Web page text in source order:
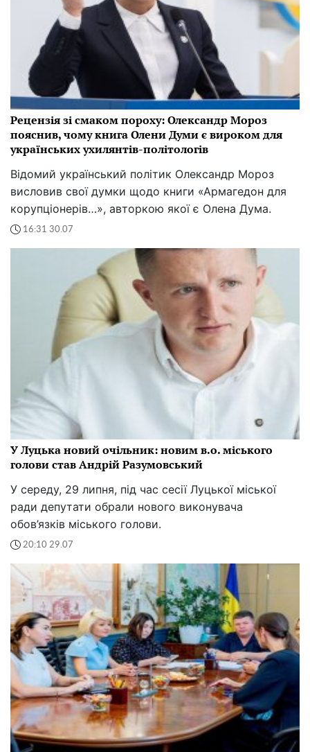
Рецензія зі смаком пороху: Олександр Мороз
пояснив, чому книга Олени Думи є вироком для
українських ухилянтів-політологів
Відомий український політик Олександр Мороз
висловив свої думки щодо книги «Армагедон для
корупціонерів…», авторкою якої є Олена Дума.
16:31 30.07
У Луцька новий очільник: новим в.о. міського
голови став Андрій Разумовський
У середу, 29 липня, під час сесії Луцької міської
ради депутати обрали нового виконувача
обов’язків міського голови.
20:10 29.07